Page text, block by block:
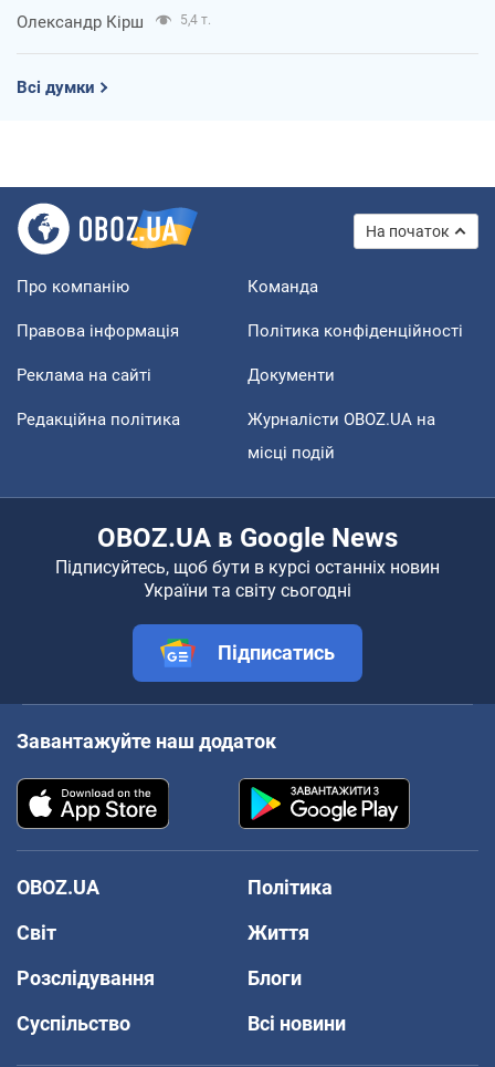
Олександр Кірш 5,4 т.
Всі думки
На початок
Про компанію Команда
Правова інформація Політика конфіденційності
Реклама на сайті Документи
Редакційна політика
Журналісти OBOZ.UA на
місці подій
OBOZ.UA в Google News
Підписуйтесь, щоб бути в курсі останніх новин
України та світу сьогодні
Підписатись
Завантажуйте наш додаток
OBOZ.UA
Політика
Світ
Життя
Розслідування
Блоги
Суспільство
Всі новини